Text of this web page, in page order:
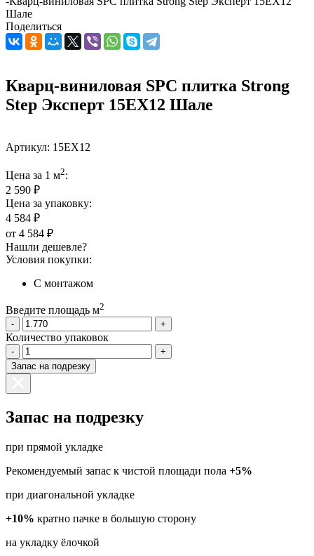
Шале
Поделиться
Кварц-виниловая SPC плитка Strong
Step Эксперт 15ЕХ12 Шале
Артикул: 15ЕХ12
Цена за 1 м2:
2 590 ₽
Цена за упаковку:
4 584 ₽
от 4 584 ₽
Нашли дешевле?
Условия покупки:
С монтажом
Введите площадь м2
-
+
Количество упаковок
-
+
Запас на подрезку
Запас на подрезку
при прямой укладке
Рекомендуемый запас к чистой площади пола +5%
при диагональной укладке
+10% кратно пачке в большую сторону
на укладку ёлочкой